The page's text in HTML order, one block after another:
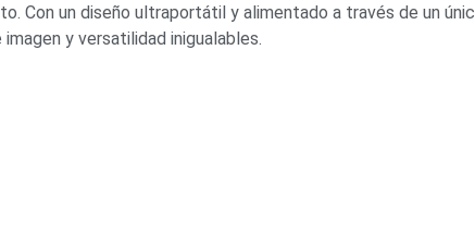
Con un diseño ultraportátil y alimentado a través de un
y versatilidad inigualables.